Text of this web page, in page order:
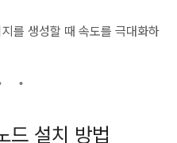
를 생성할 때 속도를 극대화하
설치 방법